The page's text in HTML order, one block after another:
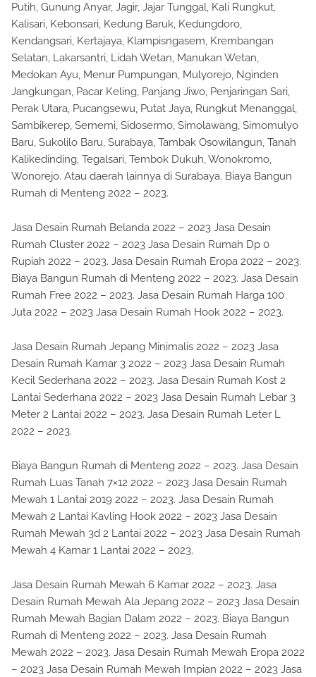
Putih, Gunung Anyar, Jagir, Jajar Tunggal, Kali Rungkut,
Kalisari, Kebonsari, Kedung Baruk, Kedungdoro,
Kendangsari, Kertajaya, Klampisngasem, Krembangan
Selatan, Lakarsantri, Lidah Wetan, Manukan Wetan,
Medokan Ayu, Menur Pumpungan, Mulyorejo, Nginden
Jangkungan, Pacar Keling, Panjang Jiwo, Penjaringan Sari,
Perak Utara, Pucangsewu, Putat Jaya, Rungkut Menanggal,
Sambikerep, Sememi, Sidosermo, Simolawang, Simomulyo
Baru, Sukolilo Baru, Surabaya, Tambak Osowilangun, Tanah
Kalikedinding, Tegalsari, Tembok Dukuh, Wonokromo,
Wonorejo. Atau daerah lainnya di Surabaya. Biaya Bangun
Rumah di Menteng 2022 – 2023.
Jasa Desain Rumah Belanda 2022 – 2023 Jasa Desain
Rumah Cluster 2022 – 2023 Jasa Desain Rumah Dp 0
Rupiah 2022 – 2023. Jasa Desain Rumah Eropa 2022 – 2023.
Biaya Bangun Rumah di Menteng 2022 – 2023. Jasa Desain
Rumah Free 2022 – 2023. Jasa Desain Rumah Harga 100
Juta 2022 – 2023 Jasa Desain Rumah Hook 2022 – 2023.
Jasa Desain Rumah Jepang Minimalis 2022 – 2023 Jasa
Desain Rumah Kamar 3 2022 – 2023 Jasa Desain Rumah
Kecil Sederhana 2022 – 2023. Jasa Desain Rumah Kost 2
Lantai Sederhana 2022 – 2023 Jasa Desain Rumah Lebar 3
Meter 2 Lantai 2022 – 2023. Jasa Desain Rumah Leter L
2022 – 2023.
Biaya Bangun Rumah di Menteng 2022 – 2023. Jasa Desain
Rumah Luas Tanah 7×12 2022 – 2023 Jasa Desain Rumah
Mewah 1 Lantai 2019 2022 – 2023. Jasa Desain Rumah
Mewah 2 Lantai Kavling Hook 2022 – 2023 Jasa Desain
Rumah Mewah 3d 2 Lantai 2022 – 2023 Jasa Desain Rumah
Mewah 4 Kamar 1 Lantai 2022 – 2023.
Jasa Desain Rumah Mewah 6 Kamar 2022 – 2023. Jasa
Desain Rumah Mewah Ala Jepang 2022 – 2023 Jasa Desain
Rumah Mewah Bagian Dalam 2022 – 2023. Biaya Bangun
Rumah di Menteng 2022 – 2023. Jasa Desain Rumah
Mewah 2022 – 2023. Jasa Desain Rumah Mewah Eropa 2022
– 2023 Jasa Desain Rumah Mewah Impian 2022 – 2023 Jasa